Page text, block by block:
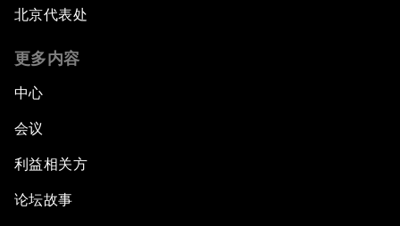
北京代表处
更多内容
中心
会议
利益相关方
论坛故事